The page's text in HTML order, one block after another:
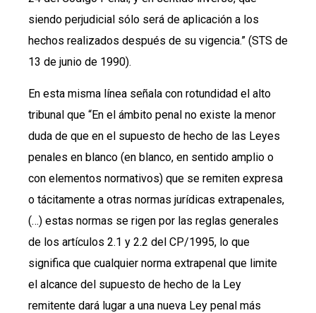
siendo perjudicial sólo será de aplicación a los
hechos realizados después de su vigencia.” (STS de
13 de junio de 1990).
En esta misma línea señala con rotundidad el alto
tribunal que “En el ámbito penal no existe la menor
duda de que en el supuesto de hecho de las Leyes
penales en blanco (en blanco, en sentido amplio o
con elementos normativos) que se remiten expresa
o tácitamente a otras normas jurídicas extrapenales,
(…) estas normas se rigen por las reglas generales
de los artículos 2.1 y 2.2 del CP/1995, lo que
significa que cualquier norma extrapenal que limite
el alcance del supuesto de hecho de la Ley
remitente dará lugar a una nueva Ley penal más